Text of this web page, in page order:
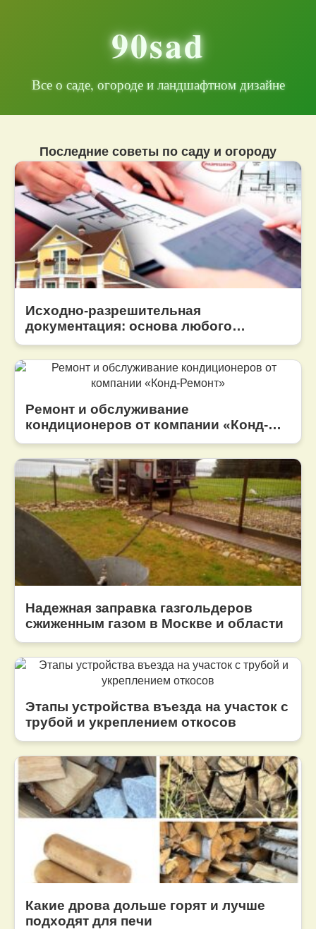
90sad
Все о саде, огороде и ландшафтном дизайне
Последние советы по саду и огороду
Исходно-разрешительная
документация: основа любого
строительного проекта
Ремонт и обслуживание
кондиционеров от компании «Конд-
Ремонт»
Надежная заправка газгольдеров
сжиженным газом в Москве и области
Этапы устройства въезда на участок с
трубой и укреплением откосов
Какие дрова дольше горят и лучше
подходят для печи